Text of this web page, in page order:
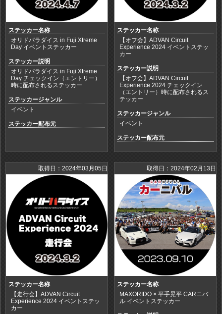
ステッカー名称
オリドパラダイス in Fuji Xtreme
Day イベントステッカー
ステッカー説明
オリドパラダイス in Fuji Xtreme
Day チェックイン（エントリー）
時に配布されるステッカー
ステッカージャンル
イベント
ステッカー配布元
ステッカー名称
【オフ会】ADVAN Circuit
Experience 2024 イベントステッ
カー
ステッカー説明
【オフ会】ADVAN Circuit
Experience 2024 チェックイン
（エントリー）時に配布されるス
テッカー
ステッカージャンル
イベント
ステッカー配布元
取得日：2024年03月05日
ステッカー名称
【走行会】ADVAN Circuit
Experience 2024 イベントステッ
カー
取得日：2024年02月13日
ステッカー名称
MAXORIDO × 平手晃平 CARニバ
ル イベントステッカー